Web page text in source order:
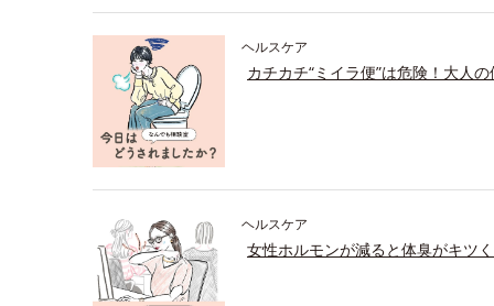
ヘルスケア
カチカチ“ミイラ便”は危険！大人
ヘルスケア
女性ホルモンが減ると体臭がキツ